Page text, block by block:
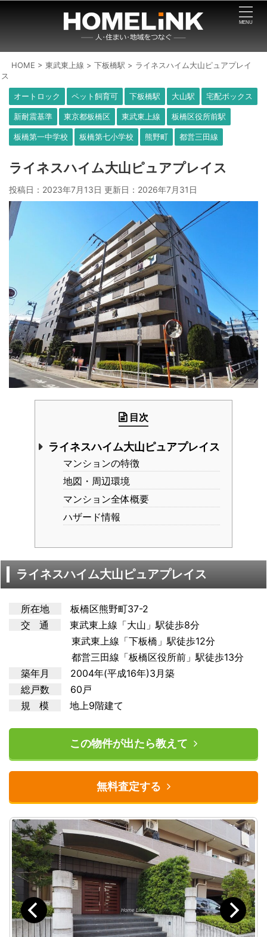
HOME >東武東上線 >下板橋駅 > ライネスハイム大山ピュアプレイ
ス
オートロック ペット飼育可 下板橋駅 大山駅 宅配ボックス
新耐震基準 東京都板橋区 東武東上線 板橋区役所前駅
板橋第一中学校 板橋第七小学校 熊野町 都営三田線
ライネスハイム大山ピュアプレイス
投稿日：2023年7月13日 更新日： 2026年7月31日
目次
ライネスハイム大山ピュアプレイス
マンションの特徴
地図・周辺環境
マンション全体概要
ハザード情報
ライネスハイム大山ピュアプレイス
所在地
板橋区熊野町37-2
交 通
東武東上線「大山」駅徒歩8分
東武東上線「下板橋」駅徒歩12分
都営三田線「板橋区役所前」駅徒歩13分
築年月
2004年(平成16年)3月築
総戸数
60戸
規 模
地上9階建て
この物件が出たら教えて
無料査定する